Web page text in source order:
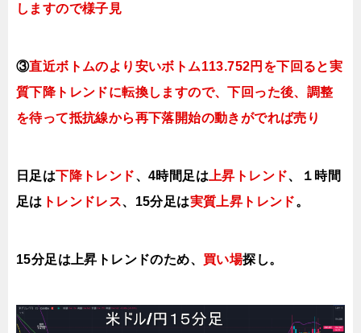
しますので様子見
③直近ボトムのより安いボトム113.752円を下回ると実
質下降トレンドに転換しますので、下回った後、調整
を待って抵抗線から再下落開始の動きがでれば売り
日足は下降トレンド、4時間足は 上昇ト レンド、１時間
足は トレンドレス、15分足は実質上昇ト レンド。
15分足は上昇トレンドのため、 買い場探し。